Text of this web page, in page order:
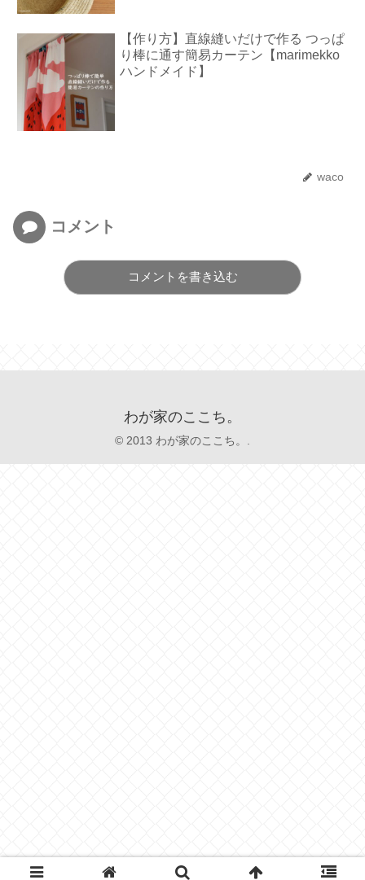
【作り方】直線縫いだけで作る つっぱ
り棒に通す簡易カーテン【marimekko
ハンドメイド】
waco
コメント
コメントを書き込む
わが家のここち。
© 2013 わが家のここち。.